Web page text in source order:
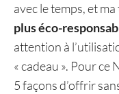
avec le temps, et
plus éco-
attention à
« cadeau ». Pour ce
5 façons d’offrir